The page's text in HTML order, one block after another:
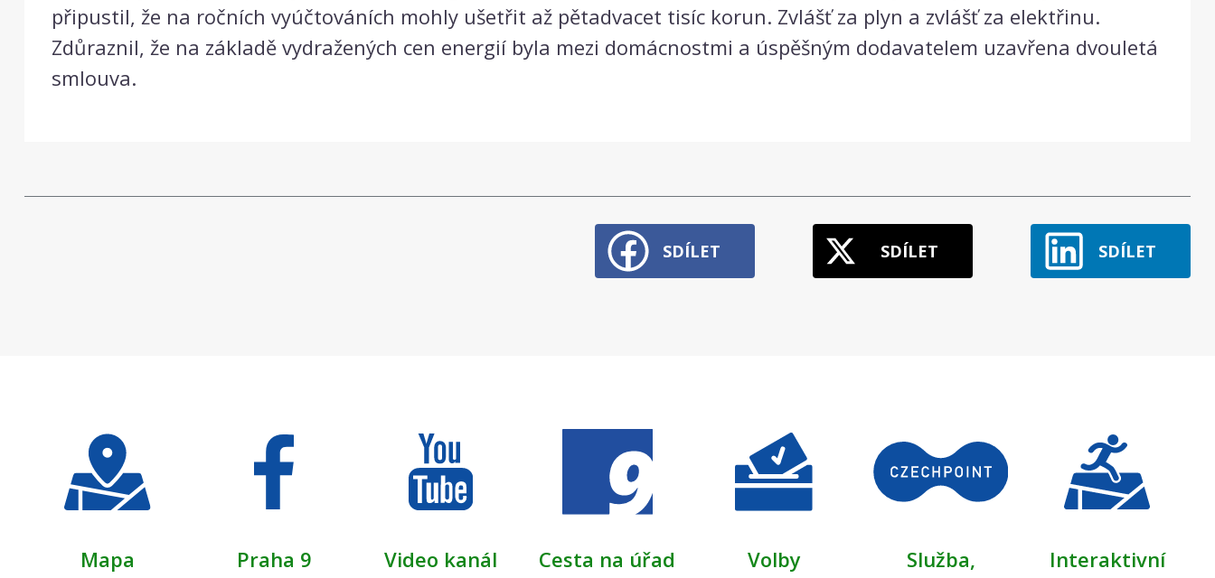
připustil, že na ročních vyúčtováních mohly ušetřit až pětadvacet tisíc korun. Zvlášť za plyn a zvlášť za elektřinu.
Zdůraznil, že na základě vydražených cen energií byla mezi domácnostmi a úspěšným dodavatelem uzavřena dvouletá
smlouva.
SDÍLET SDÍLET SDÍLET
Mapa
Praha 9
Video kanál
Cesta na úřad
Volby
Služba,
Interaktivní